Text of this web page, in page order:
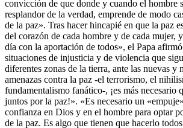
convicción de que donde y cuando el hombre
resplandor de la verdad, emprende de modo
de la paz». Tras hacer hincapié en que la paz
del corazón de cada hombre y de cada mujer,
día con la aportación de todos», el Papa
situaciones de injusticia y de violencia que
diferentes zonas de la tierra, ante las nuevas y
amenazas contra la paz -el terrorismo, el
fundamentalismo fanático-, ¡es más necesario
juntos por la paz!». «Es necesario un
confianza en Dios y en el hombre para optar
de la paz. Es algo que tienen que hacerlo